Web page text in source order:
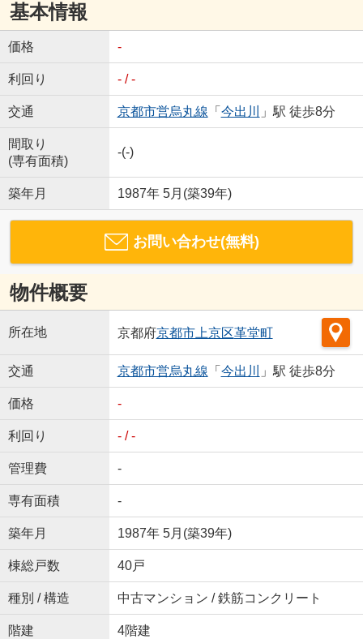
基本情報
価格 -
利回り - / -
交通 京都市営烏丸線 「 今出川 」駅 徒歩8分
間取り
(専有面積)
-(-)
築年月 1987年 5月(築39年)
お問い合わせ(無料)
物件概要
所在地 京都府京都市上京区革堂町
交通 京都市営烏丸線 「 今出川 」駅 徒歩8分
価格 -
利回り - / -
管理費 -
専有面積 -
築年月 1987年 5月(築39年)
棟総戸数 40戸
種別 / 構造 中古マンション / 鉄筋コンクリート
階建 4階建